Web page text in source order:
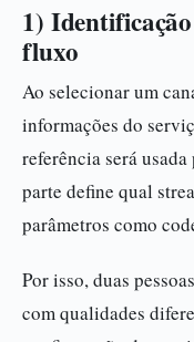
1)
fluxo
Ao selecionar um
informações do
referência será
parte define qual
parâmetros como
Por isso, duas
com qualidades